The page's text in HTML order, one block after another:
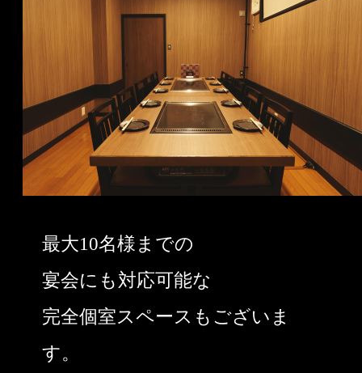
最大10名様までの
宴会にも対応可能な
完全個室スペースもございま
す。